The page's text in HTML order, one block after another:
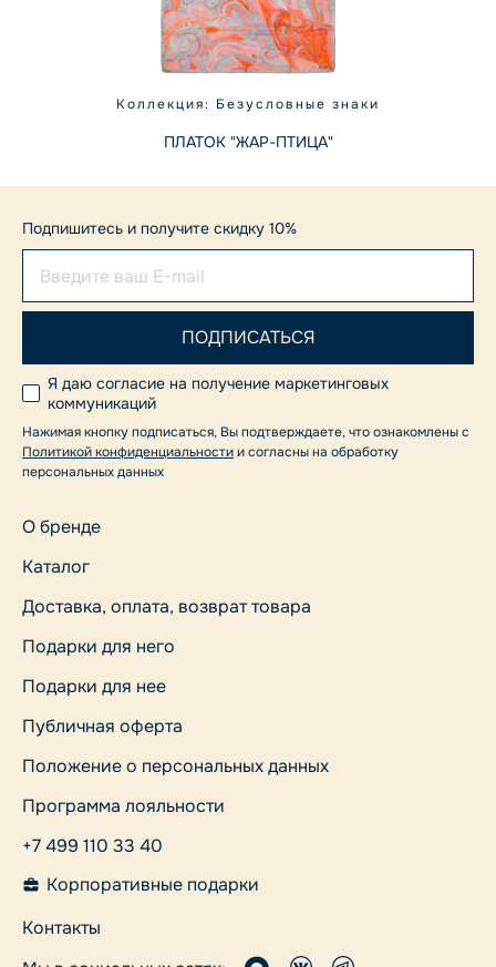
Коллекция: Безусловные знаки
ПЛАТОК "ЖАР-ПТИЦА"
О бренде
Каталог
Доставка, оплата, возврат товара
Подарки для него
Подарки для нее
Публичная оферта
Положение о персональных данных
Программа лояльности
+7 499 110 33 40
Корпоративные подарки
Контакты
Подпишитесь и получите скидку 10%
Я даю согласие на получение маркетинговых
коммуникаций
Нажимая кнопку подписаться, Вы подтверждаете, что ознакомлены с
Политикой конфиденциальностии согласны на обработку
персональных данных